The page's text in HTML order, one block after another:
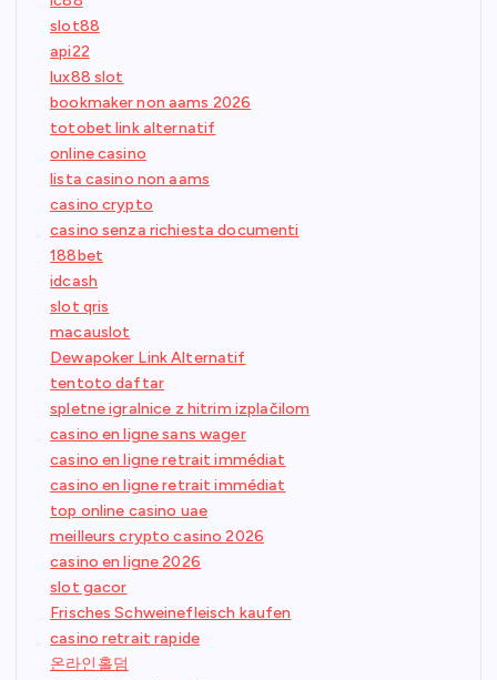
slot88
api22
lux88 slot
bookmaker non aams 2026
totobet link alternatif
online casino
lista casino non aams
casino crypto
casino senza richiesta documenti
188bet
idcash
slot qris
macauslot
Dewapoker Link Alternatif
tentoto daftar
spletne igralnice z hitrim izplačilom
casino en ligne sans wager
casino en ligne retrait immédiat
casino en ligne retrait immédiat
top online casino uae
meilleurs crypto casino 2026
casino en ligne 2026
slot gacor
Frisches Schweinefleisch kaufen
casino retrait rapide
온라인홀덤